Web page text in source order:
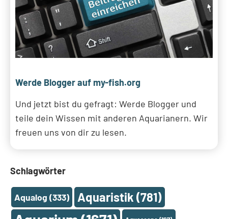
Werde Blogger auf my-fish.org
Und jetzt bist du gefragt: Werde Blogger und
teile dein Wissen mit anderen Aquarianern. Wir
freuen uns von dir zu lesen.
Schlagwörter
Aqualog (333) Aquaristik (781)